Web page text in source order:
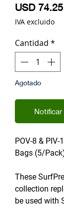
USD 74.25
IVA excluido
Cantidad *
Agotado
POV-8 &
Bags (5/
These
collection
be used with